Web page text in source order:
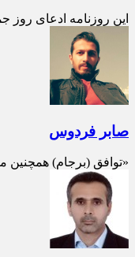
این روزنامه ادعای روز
صابر فردوس
«توافق (برجام) همچنین